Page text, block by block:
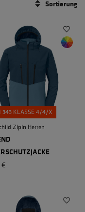
Sortierung
343 KLASSE 4/4/X
ZipIn Herren